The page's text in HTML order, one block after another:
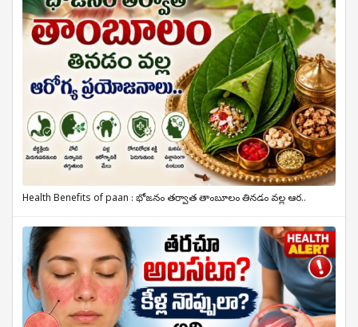
Health Benefits of paan : భోజనం తర్వాత తాంబూలం తినడం వల్ల ఆర..